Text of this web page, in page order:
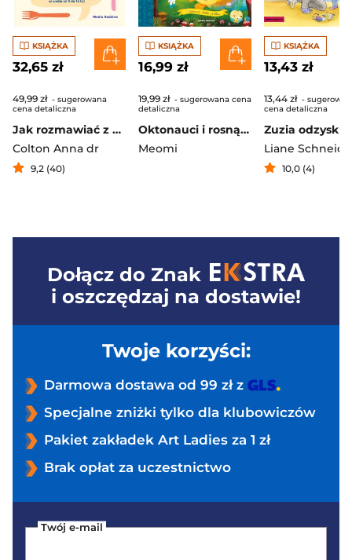
KSIĄŻKA
32,65 zł
49,99 zł - sugerowana
cena detaliczna
Jak rozmawiać z dziećmi o jedzeniu. Nowe podejście do rozwiązywania problemów związanych z jedzeniem, grymaszeniem i zaburzeniami odżywiania u dzieci w wieku 0 do 16 lat
Colton Anna dr
9,2 (40)
KSIĄŻKA
16,99 zł
19,99 zł - sugerowana cena
detaliczna
Oktonauci i rosnąca złota rybka. Oktonauci
Meomi
KSIĄŻKA
13,43 zł
13,44 zł -
cena detaliczna
Liane
10,0 (4)
Dołącz do Znak
i oszczędzaj na dostawie!
Twoje korzyści:
Darmowa dostawa od 99 zł z
Specjalne zniżki tylko dla klubowiczów
Pakiet zakładek Art Ladies za 1 zł
Brak opłat za uczestnictwo
Twój e-mail